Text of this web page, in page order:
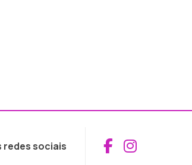
redes sociais Aceder
Aceder